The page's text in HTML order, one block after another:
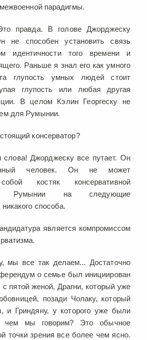
парадигмы.
правда. В голове Джорджеску
не способен установить связь
идентичности того времени и
Раньше я знал его как умного
глупость умных людей стоит
глупость или любая другая
В целом Кэлин Георгеску не
для Румынии.
консерватор?
Джорджеску все путает. Он
человек. Он не может
костяк консервативной
Румынии на следующие
способа.
является компромиссом
мы все так делаем... Достаточно
о семье был инициирован
с пятой женой, Драгни, который уже
позади Чолаку, который
и Гриндяну, у которого уже были
чем мы говорим? Это обычное
точки зрения все более чем ясно.